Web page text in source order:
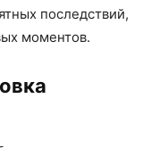
последствий,
моментов.